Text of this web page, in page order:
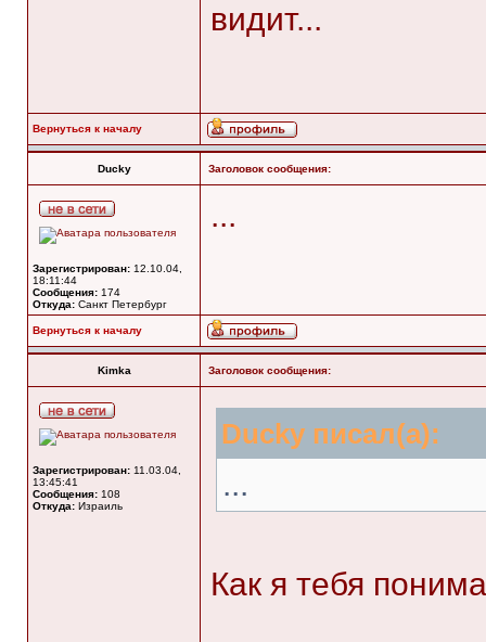
видит...
Вернуться к началу
Ducky Заголовок сообщения:
Зарегистрирован: 12.10.04,
18:11:44
Сообщения: 174
Откуда: Санкт Петербург
...
Вернуться к началу
Kimka Заголовок сообщения:
Зарегистрирован: 11.03.04,
13:45:41
Сообщения: 108
Откуда: Израиль
Ducky писал(а):
...
Как я тебя